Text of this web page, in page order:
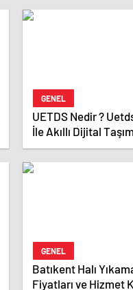
GENEL
UETDS Nedir ?
İle Akıllı Dijital
Yazılımı
GENEL
Batıkent Halı
Fiyatları ve Hizmet